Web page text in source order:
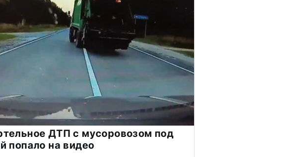
ДТП с мусоровозом под
попало на видео